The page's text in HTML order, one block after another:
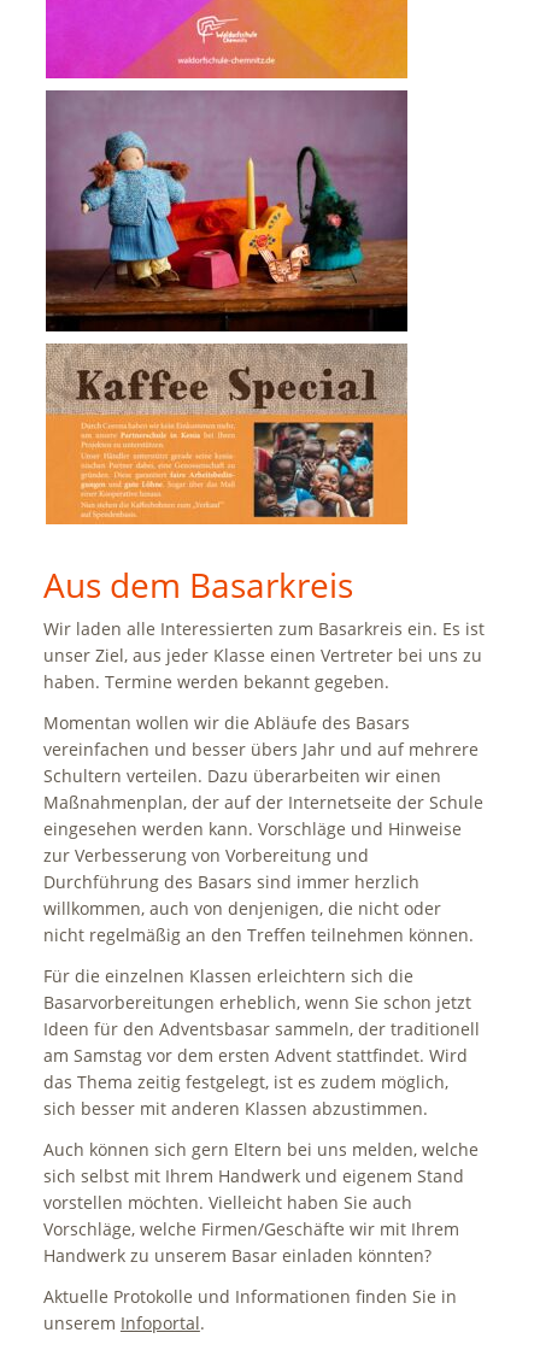
Aus dem Basarkreis
Wir laden alle Interessierten zum Basarkreis ein. Es ist
unser Ziel, aus jeder Klasse einen Vertreter bei uns zu
haben. Termine werden bekannt gegeben.
Momentan wollen wir die Abläufe des Basars
vereinfachen und besser übers Jahr und auf mehrere
Schultern verteilen. Dazu überarbeiten wir einen
Maßnahmenplan, der auf der Internetseite der Schule
eingesehen werden kann. Vorschläge und Hinweise
zur Verbesserung von Vorbereitung und
Durchführung des Basars sind immer herzlich
willkommen, auch von denjenigen, die nicht oder
nicht regelmäßig an den Treffen teilnehmen können.
Für die einzelnen Klassen erleichtern sich die
Basarvorbereitungen erheblich, wenn Sie schon jetzt
Ideen für den Adventsbasar sammeln, der traditionell
am Samstag vor dem ersten Advent stattfindet. Wird
das Thema zeitig festgelegt, ist es zudem möglich,
sich besser mit anderen Klassen abzustimmen.
Auch können sich gern Eltern bei uns melden, welche
sich selbst mit Ihrem Handwerk und eigenem Stand
vorstellen möchten. Vielleicht haben Sie auch
Vorschläge, welche Firmen/Geschäfte wir mit Ihrem
Handwerk zu unserem Basar einladen könnten?
Aktuelle Protokolle und Informationen finden Sie in
unserem Infoportal.